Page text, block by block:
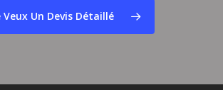
Veux Un Devis Détaillé